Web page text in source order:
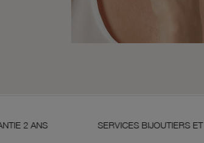
SERVICES BIJOUTIERS ET HORLOGERS